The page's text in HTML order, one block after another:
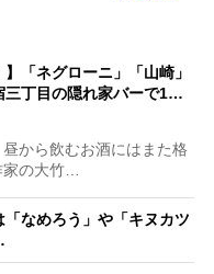
】「ネグローニ」「山崎」
三丁目の隠れ家バーで1…
から飲むお酒にはまた格
の大竹…
「なめろう」や「キヌカツ